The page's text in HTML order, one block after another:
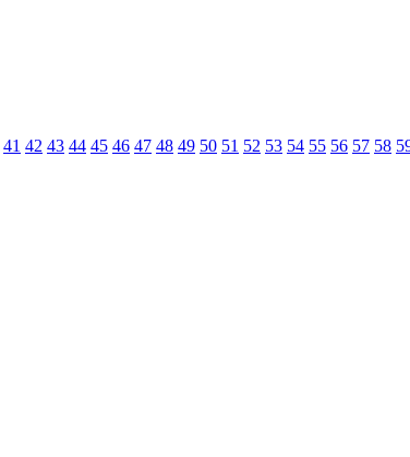
41 42 43 44 45 46 47 48 49 50 51 52 53 54 55 56 57 58